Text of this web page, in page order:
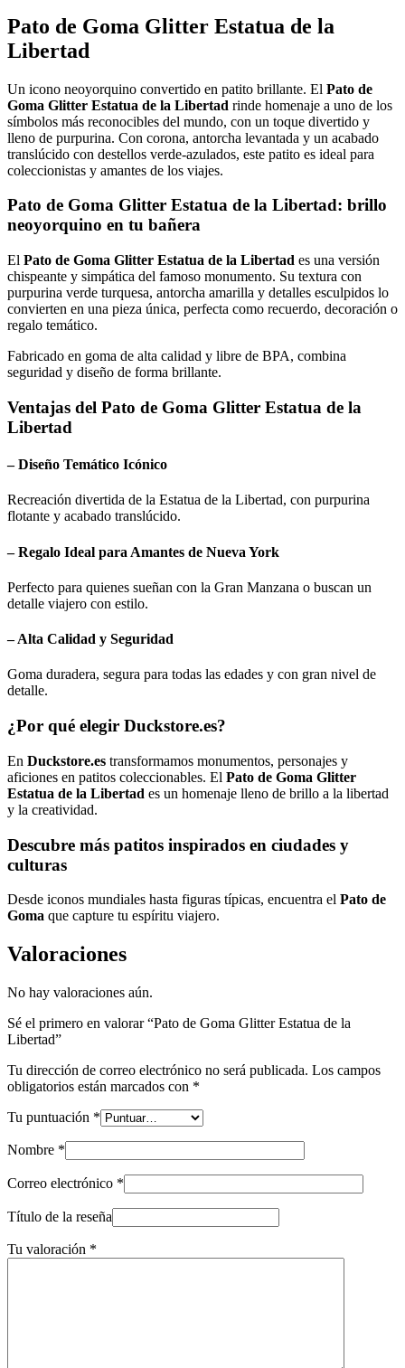
Pato de Goma Glitter Estatua de la
Libertad
Un icono neoyorquino convertido en patito brillante. El Pato de
Goma Glitter Estatua de la Libertad rinde homenaje a uno de los
símbolos más reconocibles del mundo, con un toque divertido y
lleno de purpurina. Con corona, antorcha levantada y un acabado
translúcido con destellos verde-azulados, este patito es ideal para
coleccionistas y amantes de los viajes.
Pato de Goma Glitter Estatua de la Libertad: brillo
neoyorquino en tu bañera
El Pato de Goma Glitter Estatua de la Libertad es una versión
chispeante y simpática del famoso monumento. Su textura con
purpurina verde turquesa, antorcha amarilla y detalles esculpidos lo
convierten en una pieza única, perfecta como recuerdo, decoración o
regalo temático.
Fabricado en goma de alta calidad y libre de BPA, combina
seguridad y diseño de forma brillante.
Ventajas del Pato de Goma Glitter Estatua de la
Libertad
– Diseño Temático Icónico
Recreación divertida de la Estatua de la Libertad, con purpurina
flotante y acabado translúcido.
– Regalo Ideal para Amantes de Nueva York
Perfecto para quienes sueñan con la Gran Manzana o buscan un
detalle viajero con estilo.
– Alta Calidad y Seguridad
Goma duradera, segura para todas las edades y con gran nivel de
detalle.
¿Por qué elegir Duckstore.es?
En Duckstore.es transformamos monumentos, personajes y
aficiones en patitos coleccionables. El Pato de Goma Glitter
Estatua de la Libertad es un homenaje lleno de brillo a la libertad
y la creatividad.
Descubre más patitos inspirados en ciudades y
culturas
Desde iconos mundiales hasta figuras típicas, encuentra el Pato de
Goma que capture tu espíritu viajero.
Valoraciones
No hay valoraciones aún.
Sé el primero en valorar “Pato de Goma Glitter Estatua de la
Libertad”
Tu dirección de correo electrónico no será publicada. Los campos
obligatorios están marcados con *
Tu puntuación *
Nombre *
Correo electrónico *
Título de la reseña
Tu valoración *